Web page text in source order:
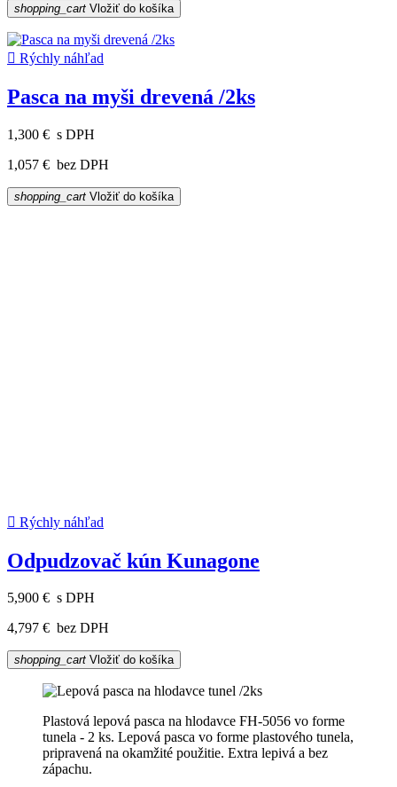
shopping_cart Vložiť do košíka
 Rýchly náhľad
Pasca na myši drevená /2ks
1,300 € s DPH
1,057 € bez DPH
shopping_cart Vložiť do košíka
 Rýchly náhľad
Odpudzovač kún Kunagone
5,900 € s DPH
4,797 € bez DPH
shopping_cart Vložiť do košíka
Plastová lepová pasca na hlodavce FH-5056 vo forme
tunela - 2 ks. Lepová pasca vo forme plastového tunela,
pripravená na okamžité použitie. Extra lepivá a bez
zápachu.